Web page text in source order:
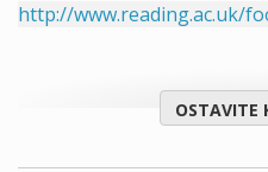
http://www.reading.ac.uk/
OSTAVITE